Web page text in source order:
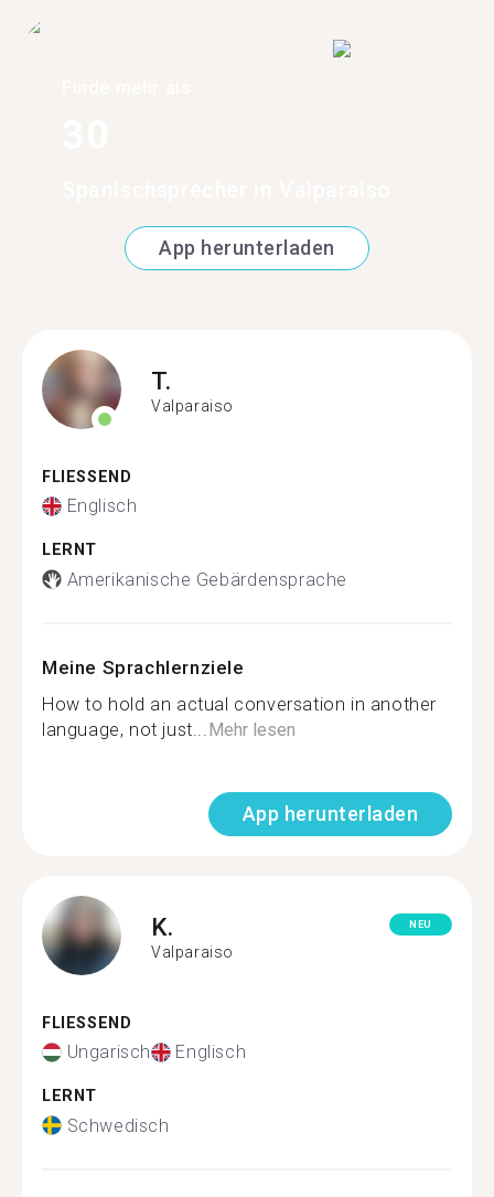
App herunterladen
T.
Valparaiso
FLIESSEND
Englisch
LERNT
Amerikanische Gebärdensprache
Meine Sprachlernziele
How to hold an actual conversation in another
language, not just... Mehr lesen
App herunterladen
K.
Valparaiso
NEU
FLIESSEND
Ungarisch Englisch
LERNT
Schwedisch